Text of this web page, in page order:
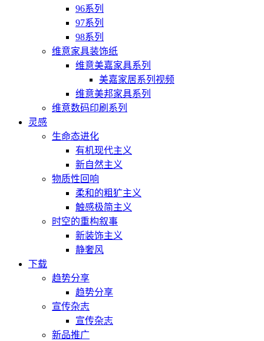
96系列
97系列
98系列
维意家具装饰纸
维意美嘉家具系列
美嘉家居系列视频
维意美邦家具系列
维意数码印刷系列
灵感
生命态进化
有机现代主义
新自然主义
物质性回响
柔和的粗犷主义
触感极简主义
时空的重构叙事
新装饰主义
静奢风
下载
趋势分享
趋势分享
宣传杂志
宣传杂志
新品推广